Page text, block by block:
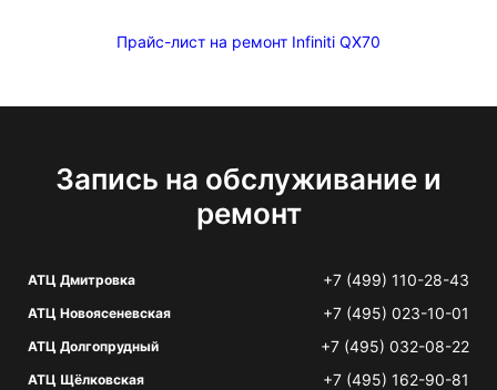
Прайс-лист на ремонт Infiniti QX70
Запись на обслуживание и
ремонт
АТЦ Дмитровка +7 (499) 110-28-43
АТЦ Новоясеневская +7 (495) 023-10-01
АТЦ Долгопрудный +7 (495) 032-08-22
АТЦ Щёлковская +7 (495) 162-90-81